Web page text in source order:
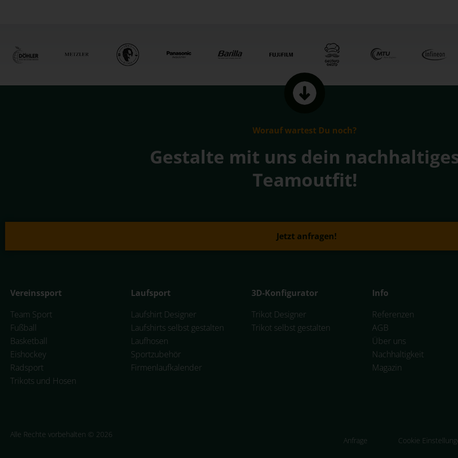
Worauf wartest Du noch?
Gestalte mit uns dein
Teamoutfit!
Jetzt anfragen!
Vereinssport
Team Sport
Fußball
Basketball
Eishockey
Radsport
Trikots und Hosen
Laufsport
Laufshirt Designer
Laufshirts selbst gestalten
Laufhosen
Sportzubehör
Firmenlaufkalender
3D-Konfigurator
Trikot Designer
Trikot selbst gestalten
Info
Referenzen
AGB
Über uns
Nachhaltigkeit
Magazin
Alle Rechte vorbehalten © 2026
Anfrage Cookie